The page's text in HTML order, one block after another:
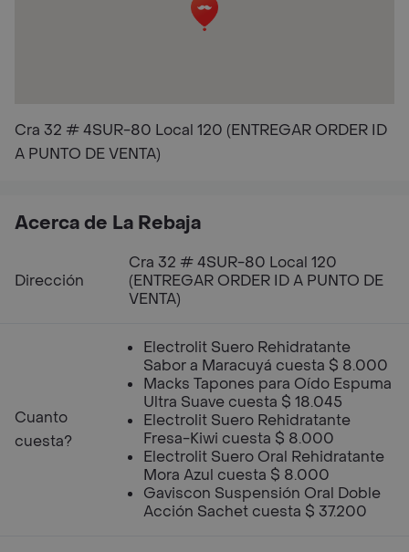
Cra 32 # 4SUR-80 Local 120 (ENTREGAR ORDER ID
A PUNTO DE VENTA)
Acerca de La Rebaja
Dirección
Cra 32 # 4SUR-80 Local 120
(ENTREGAR ORDER ID A PUNTO DE
VENTA)
Cuanto
cuesta?
Electrolit Suero Rehidratante
Sabor a Maracuyá cuesta $ 8.000
Macks Tapones para Oído Espuma
Ultra Suave cuesta $ 18.045
Electrolit Suero Rehidratante
Fresa-Kiwi cuesta $ 8.000
Electrolit Suero Oral Rehidratante
Mora Azul cuesta $ 8.000
Gaviscon Suspensión Oral Doble
Acción Sachet cuesta $ 37.200